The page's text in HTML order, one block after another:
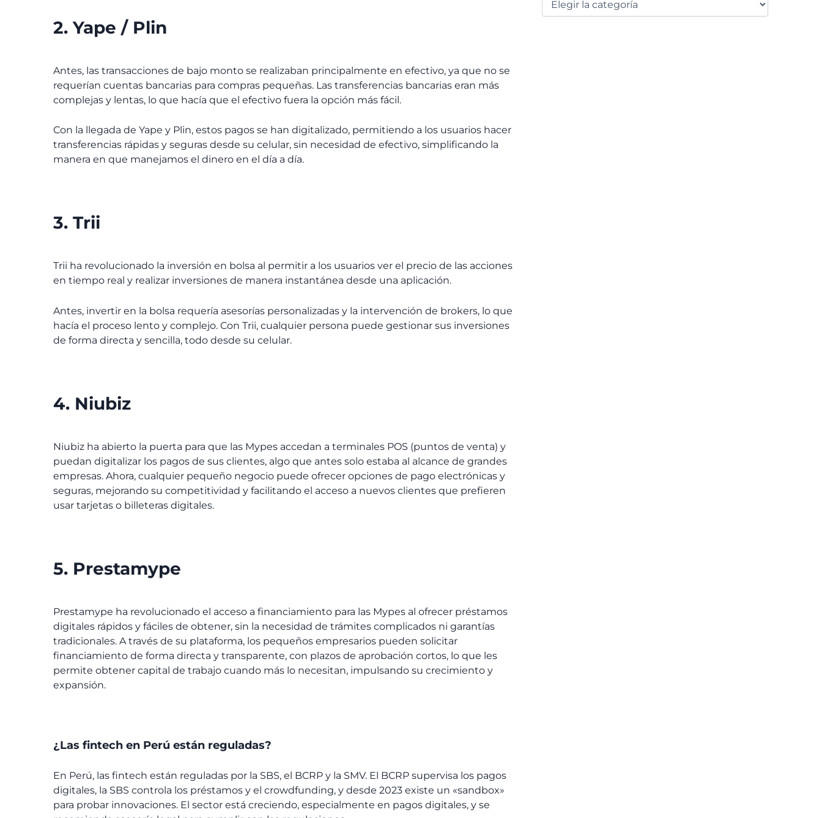
2. Yape / Plin
Antes, las transacciones de bajo monto se realizaban principalmente en efectivo, ya que no se
requerían cuentas bancarias para compras pequeñas. Las transferencias bancarias eran más
complejas y lentas, lo que hacía que el efectivo fuera la opción más fácil.
Con la llegada de Yape y Plin, estos pagos se han digitalizado, permitiendo a los usuarios hacer
transferencias rápidas y seguras desde su celular, sin necesidad de efectivo, simplificando la
manera en que manejamos el dinero en el día a día.
3. Trii
Trii ha revolucionado la inversión en bolsa al permitir a los usuarios ver el precio de las acciones
en tiempo real y realizar inversiones de manera instantánea desde una aplicación.
Antes, invertir en la bolsa requería asesorías personalizadas y la intervención de brokers, lo que
hacía el proceso lento y complejo. Con Trii, cualquier persona puede gestionar sus inversiones
de forma directa y sencilla, todo desde su celular.
4. Niubiz
Niubiz ha abierto la puerta para que las Mypes accedan a terminales POS (puntos de venta) y
puedan digitalizar los pagos de sus clientes, algo que antes solo estaba al alcance de grandes
empresas. Ahora, cualquier pequeño negocio puede ofrecer opciones de pago electrónicas y
seguras, mejorando su competitividad y facilitando el acceso a nuevos clientes que prefieren
usar tarjetas o billeteras digitales.
5. Prestamype
Prestamype ha revolucionado el acceso a financiamiento para las Mypes al ofrecer préstamos
digitales rápidos y fáciles de obtener, sin la necesidad de trámites complicados ni garantías
tradicionales. A través de su plataforma, los pequeños empresarios pueden solicitar
financiamiento de forma directa y transparente, con plazos de aprobación cortos, lo que les
permite obtener capital de trabajo cuando más lo necesitan, impulsando su crecimiento y
expansión.
¿Las fintech en Perú están reguladas?
En Perú, las fintech están reguladas por la SBS, el BCRP y la SMV. El BCRP supervisa los pagos
digitales, la SBS controla los préstamos y el crowdfunding, y desde 2023 existe un «sandbox»
para probar innovaciones. El sector está creciendo, especialmente en pagos digitales, y se